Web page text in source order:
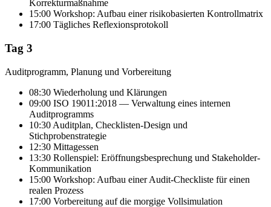
Korrekturmaßnahme
15:00 Workshop: Aufbau einer risikobasierten Kontrollmatrix
17:00 Tägliches Reflexionsprotokoll
Tag 3
Auditprogramm, Planung und Vorbereitung
08:30 Wiederholung und Klärungen
09:00 ISO 19011:2018 — Verwaltung eines internen
Auditprogramms
10:30 Auditplan, Checklisten-Design und
Stichprobenstrategie
12:30 Mittagessen
13:30 Rollenspiel: Eröffnungsbesprechung und Stakeholder-
Kommunikation
15:00 Workshop: Aufbau einer Audit-Checkliste für einen
realen Prozess
17:00 Vorbereitung auf die morgige Vollsimulation